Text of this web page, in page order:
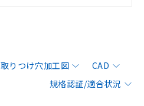
取りつけ穴加工図
CAD
規格認証/適合状況